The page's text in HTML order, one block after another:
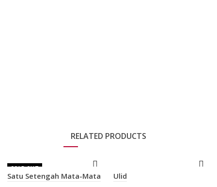
RELATED PRODUCTS
SOLD OUT
Satu Setengah Mata-Mata
Ulid